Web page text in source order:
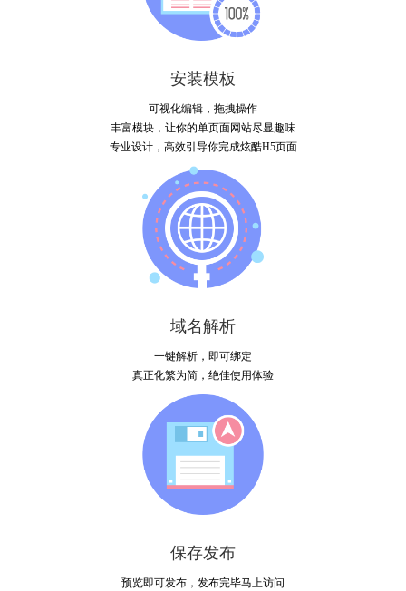
安装模板
可视化编辑，拖拽操作
丰富模块，让你的单页面网站尽显趣味
专业设计，高效引导你完成炫酷H5页面
域名解析
一键解析，即可绑定
真正化繁为简，绝佳使用体验
保存发布
预览即可发布，发布完毕马上访问